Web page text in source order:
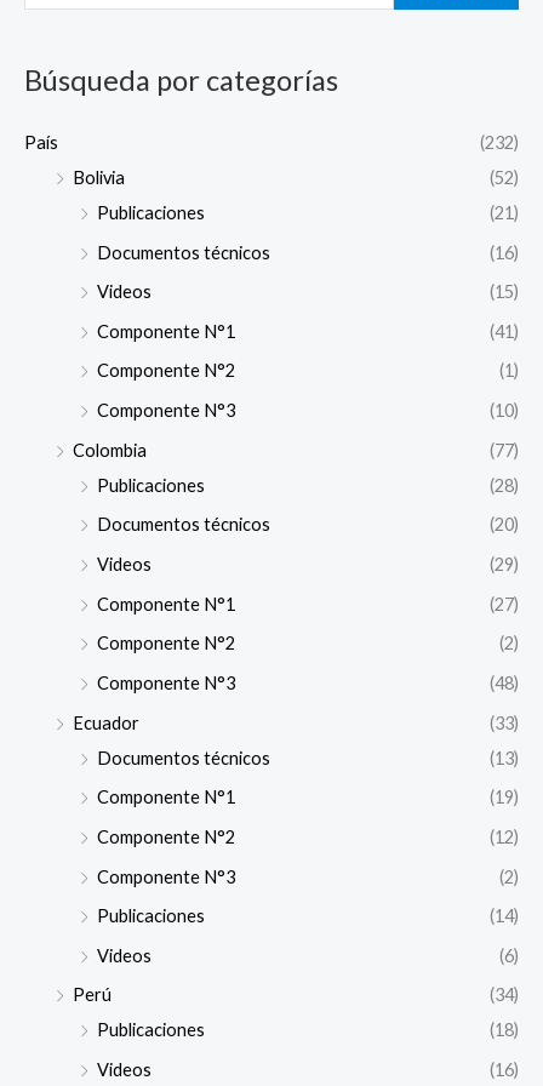
rBúsqueda por categorías
País
(232)
Bolivia
(52)
Publicaciones
(21)
Documentos técnicos
(16)
Videos
(15)
Componente N°1
(41)
Componente N°2
(1)
Componente N°3
(10)
Colombia
(77)
Publicaciones
(28)
Documentos técnicos
(20)
Videos
(29)
Componente N°1
(27)
Componente N°2
(2)
Componente N°3
(48)
Ecuador
(33)
Documentos técnicos
(13)
Componente N°1
(19)
Componente N°2
(12)
Componente N°3
(2)
Publicaciones
(14)
Videos
(6)
Perú
(34)
Publicaciones
(18)
Videos
(16)